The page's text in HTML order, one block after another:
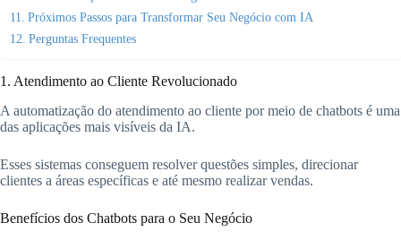
Próximos Passos para Transformar Seu Negócio com IA
Perguntas Frequentes
1. Atendimento ao Cliente Revolucionado
A automatização do atendimento ao cliente por meio de chatbots é uma
das aplicações mais visíveis da IA.
Esses sistemas conseguem resolver questões simples, direcionar
clientes a áreas específicas e até mesmo realizar vendas.
Benefícios dos Chatbots para o Seu Negócio